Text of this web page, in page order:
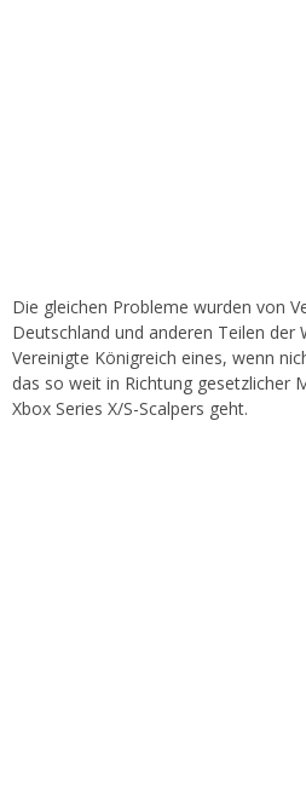
Die gleichen Probleme wurden von
Deutschland und anderen Teilen der
Vereinigte Königreich eines, wenn
das so weit in Richtung gesetzlicher
Xbox Series X/S-Scalpers geht.